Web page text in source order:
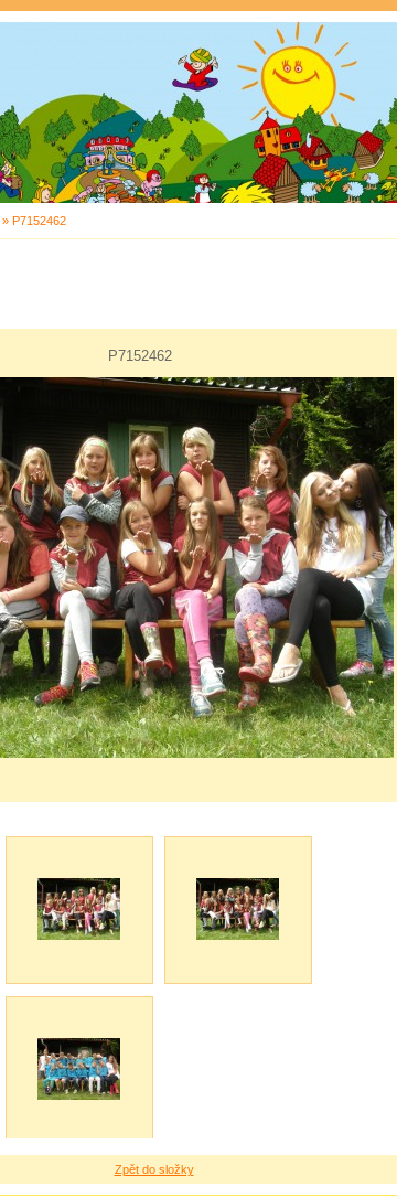
» P7152462
P7152462
Zpět do složky